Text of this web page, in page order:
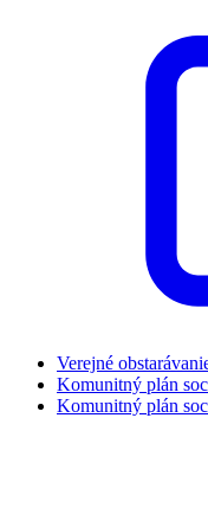
Verejné
Komunitný plán
Komunitný plán